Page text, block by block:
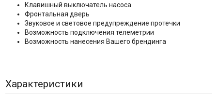
Клавишный выключатель насоса
Фронтальная дверь
Звуковое и световое предупреждение протечки
Возможность подключения телеметрии
Возможность нанесения Вашего брендинга
Характеристики